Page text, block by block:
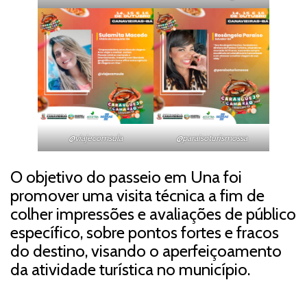
@viajecomsula @paraisoturismossa
O objetivo do passeio em Una foi
promover uma visita técnica a fim de
colher impressões e avaliações de público
específico, sobre pontos fortes e fracos
do destino, visando o aperfeiçoamento
da atividade turística no município.